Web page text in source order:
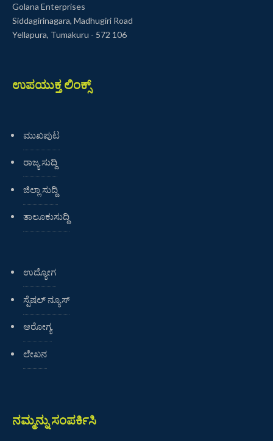
Golana Enterprises
Siddagirinagara, Madhugiri Road
Yellapura, Tumakuru - 572 106
ಉಪಯುಕ್ತ ಲಿಂಕ್ಸ್
ಮುಖಪುಟ
ರಾಜ್ಯ ಸುದ್ದಿ
ಜಿಲ್ಲಾ ಸುದ್ದಿ
ತಾಲೂಕುಸುದ್ದಿ
ಉದ್ಯೋಗ
ಸ್ಪೆಷಲ್ ನ್ಯೂಸ್
ಆರೋಗ್ಯ
ಲೇಖನ
ನಮ್ಮನ್ನು ಸಂಪರ್ಕಿಸಿ